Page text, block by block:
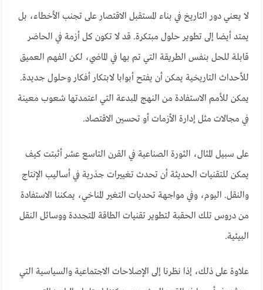
لا يعني دور التاريخ في بناء المستقبل الاقتصار على تجنب الأخطاء، بل
يمتد أيضا إلى تطوير حلول مبتكرة. قد لا تكون كل أزمة في الحاضر
قابلة للحل بنفس الطريقة التي تم بها في الماضي، لكن الفهم العميق
للأحداث التاريخية يمكن أن يفتح أبوابا لابتكار أفكار وحلول جديدة.
يمكن للأمم الاستفادة من النهج المبدعة التي اعتمدتها شعوب معينة
في مجالات مثل إدارة الأزمات أو تحسين الاقتصاد.
على سبيل المثال، الثورة الصناعية في القرن التاسع عشر أثبتت كيف
يمكن للتقنيات الحديثة أن تحدث تغييرات جذرية في أساليب الإنتاج
والنقل. اليوم، وفي مواجهة تحديات التغير المناخي، يمكننا الاستفادة
من دروس تلك الحقبة لتطوير تقنيات الطاقة المتجددة ووسائل النقل
البيئية.
علاوة على ذلك، إذا نظرنا إلى الإصلاحات الاجتماعية والسياسية التي